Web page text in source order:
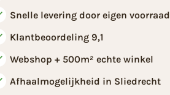
Snelle levering door eigen voorraad
Klantbeoordeling 9,1
Webshop + 500m² echte winkel
Afhaalmogelijkheid in Sliedrecht